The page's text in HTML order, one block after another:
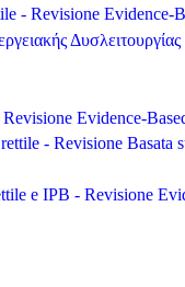
- Revisione Evidence-
Evidence-
- Revisione Basata
e IPB - Revisione